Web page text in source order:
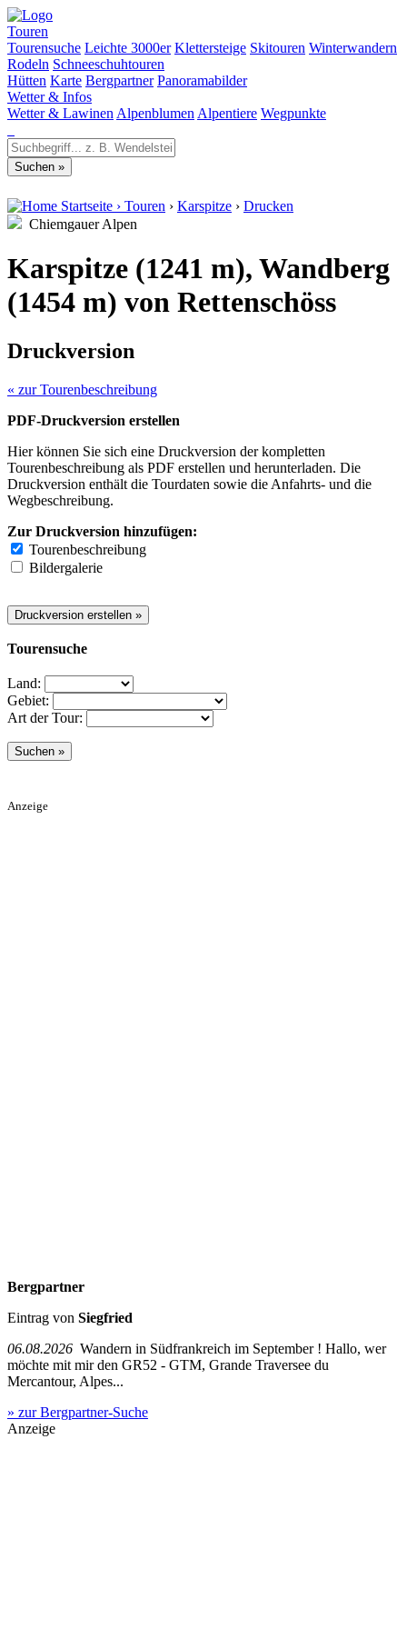
Touren
Tourensuche Leichte 3000er Klettersteige Skitouren Winterwandern
Rodeln Schneeschuhtouren
Hütten Karte Bergpartner Panoramabilder
Wetter & Infos
Wetter & Lawinen Alpenblumen Alpentiere Wegpunkte
Startseite › Touren › Karspitze › Drucken
Chiemgauer Alpen
Karspitze (1241 m), Wandberg
(1454 m) von Rettenschöss
Druckversion
« zur Tourenbeschreibung
PDF-Druckversion erstellen
Hier können Sie sich eine Druckversion der kompletten
Tourenbeschreibung als PDF erstellen und herunterladen. Die
Druckversion enthält die Tourdaten sowie die Anfahrts- und die
Wegbeschreibung.
Zur Druckversion hinzufügen:
Tourenbeschreibung
Bildergalerie
Tourensuche
Land:
Gebiet:
Art der Tour:
Anzeige
Bergpartner
Eintrag von Siegfried
06.08.2026 Wandern in Südfrankreich im September ! Hallo, wer
möchte mit mir den GR52 - GTM, Grande Traversee du
Mercantour, Alpes...
» zur Bergpartner-Suche
Anzeige